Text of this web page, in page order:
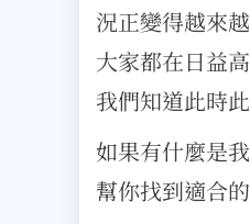
況正變得越來
大家都在日益
我們知道此時
如果有什麼是
幫你找到適合